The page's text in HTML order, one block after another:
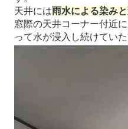
天井には雨水による染み
窓際の天井コーナー付近
って水が浸入し続けてい